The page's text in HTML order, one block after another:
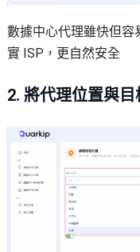
數據中心代理雖快但容
實 ISP，更自然安全
2. 將代理位置與